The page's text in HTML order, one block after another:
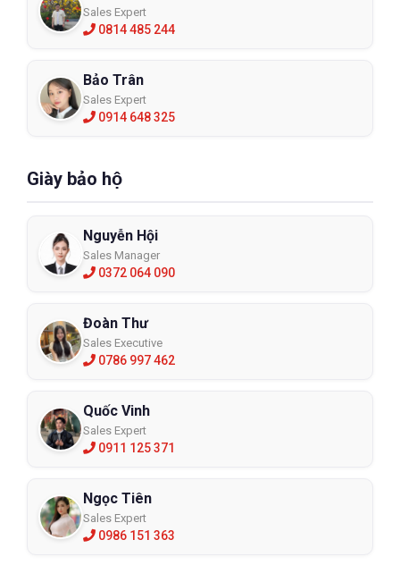
Sales Expert
0814 485 244
Bảo Trân
Sales Expert
0914 648 325
Giày bảo hộ
Nguyễn Hội
Sales Manager
0372 064 090
Đoàn Thư
Sales Executive
0786 997 462
Quốc Vinh
Sales Expert
0911 125 371
Ngọc Tiên
Sales Expert
0986 151 363